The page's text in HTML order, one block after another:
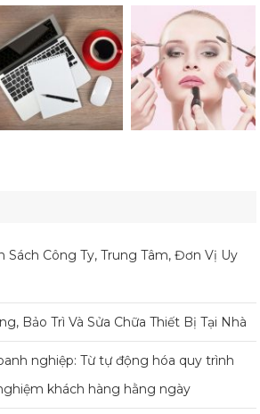
Sách Công Ty, Trung Tâm, Đơn Vị Uy
Bảo Trì Và Sửa Chữa Thiết Bị Tại Nhà
nghiệp: Từ tự động hóa quy trình
khách hàng hằng ngày